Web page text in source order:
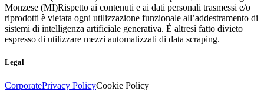
Monzese (MI)Rispetto ai contenuti e ai dati personali trasmessi e/o
riprodotti è vietata ogni utilizzazione funzionale all’addestramento di
sistemi di intelligenza artificiale generativa. È altresì fatto divieto
espresso di utilizzare mezzi automatizzati di data scraping.
Legal
CorporatePrivacy PolicyCookie Policy